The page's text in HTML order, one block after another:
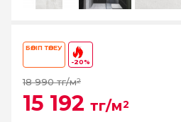
БӨЛІП ТӨЛЕУ
-20%
18 990 тг/м2
15 192 тг/м2